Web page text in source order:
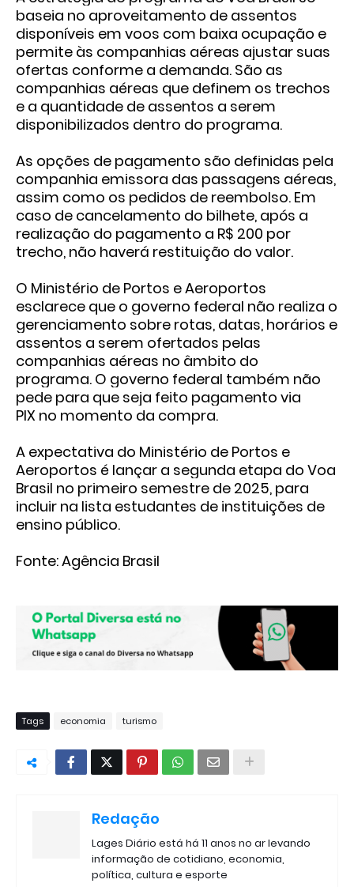
baseia no aproveitamento de assentos
disponíveis em voos com baixa ocupação e
permite às companhias aéreas ajustar suas
ofertas conforme a demanda. São as
companhias aéreas que definem os trechos
e a quantidade de assentos a serem
disponibilizados dentro do programa.
As opções de pagamento são definidas pela
companhia emissora das passagens aéreas,
assim como os pedidos de reembolso. Em
caso de cancelamento do bilhete, após a
realização do pagamento a R$ 200 por
trecho, não haverá restituição do valor.
O Ministério de Portos e Aeroportos
esclarece que o governo federal não realiza o
gerenciamento sobre rotas, datas, horários e
assentos a serem ofertados pelas
companhias aéreas no âmbito do
programa. O governo federal também não
pede para que seja feito pagamento via
PIX no momento da compra.
A expectativa do Ministério de Portos e
Aeroportos é lançar a segunda etapa do Voa
Brasil no primeiro semestre de 2025, para
incluir na lista estudantes de instituições de
ensino público.
Fonte: Agência Brasil
Tags economia turismo
Redação
Lages Diário está há 11 anos no ar levando
informação de cotidiano, economia,
política, cultura e esporte